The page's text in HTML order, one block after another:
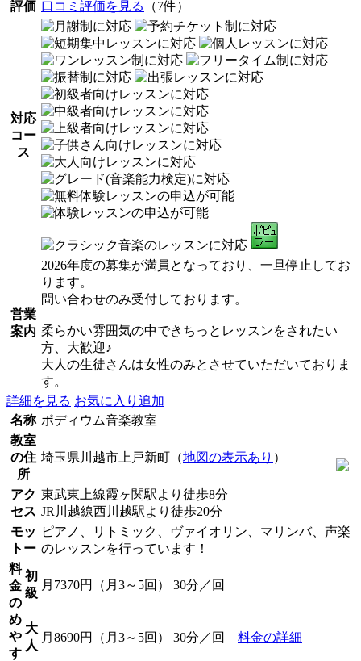
評価 口コミ評価を見る （7件）
対応
コー
ス
営業
案内
2026年度の募集が満員となっており、一旦停止してお
ります。
問い合わせのみ受付しております。
柔らかい雰囲気の中できちっとレッスンをされたい
方、大歓迎♪
大人の生徒さんは女性のみとさせていただいておりま
す。
詳細を見る お気に入り追加
名称 ポディウム音楽教室
教室
の住
所
埼玉県川越市上戸新町（地図の表示あり ）
アク
セス
東武東上線霞ヶ関駅より徒歩8分
JR川越線西川越駅より徒歩20分
モッ
トー
ピアノ、リトミック、ヴァイオリン、マリンバ、声楽
のレッスンを行っています！
料
金
の
め
や
す
初
級
月7370円（月3～5回） 30分／回
大
人
月8690円（月3～5回） 30分／回 料金の詳細